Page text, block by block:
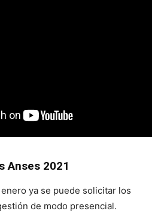
Anses 2021
ya se puede solicitar los
de modo presencial.